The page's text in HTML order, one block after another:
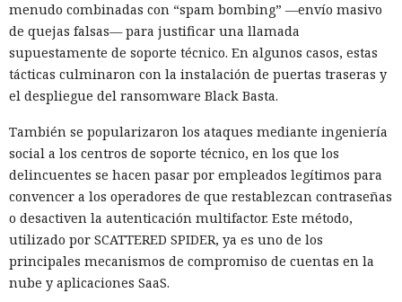
menudo combinadas con “spam bombing” —envío masivo
de quejas falsas— para justificar una llamada
supuestamente de soporte técnico. En algunos casos, estas
tácticas culminaron con la instalación de puertas traseras y
el despliegue del ransomware Black Basta.
También se popularizaron los ataques mediante ingeniería
social a los centros de soporte técnico, en los que los
delincuentes se hacen pasar por empleados legítimos para
convencer a los operadores de que restablezcan contraseñas
o desactiven la autenticación multifactor. Este método,
utilizado por SCATTERED SPIDER, ya es uno de los
principales mecanismos de compromiso de cuentas en la
nube y aplicaciones SaaS.